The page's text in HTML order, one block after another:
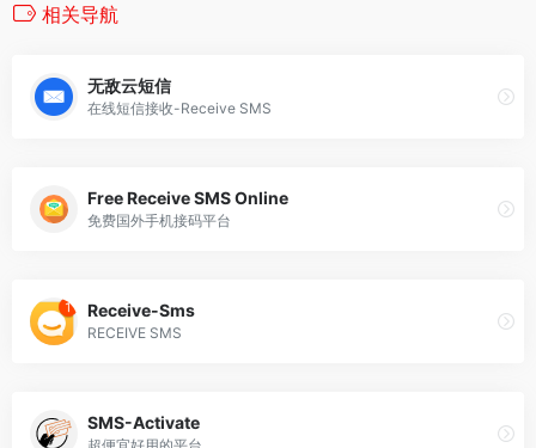
相关导航
无敌云短信
在线短信接收-Receive SMS
Free Receive SMS Online
免费国外手机接码平台
Receive-Sms
RECEIVE SMS
SMS-Activate